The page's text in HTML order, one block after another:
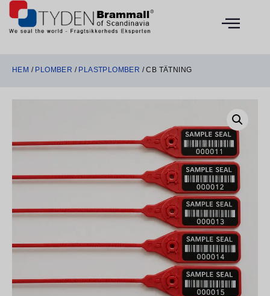
HEM / PLOMBER / PLASTPLOMBER / CB TÄTNING